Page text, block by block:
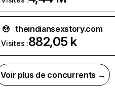
theindiansexstory.com
Visites :882,05 k
Voir plus de concurrents →